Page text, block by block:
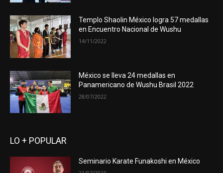
Templo Shaolin México logra 57 medallas
en Encuentro Nacional de Wushu
14/11/2022
México se lleva 24 medallas en
Panamericano de Wushu Brasil 2022
28/07/2022
LO + POPULAR
Seminario Karate Funakoshi en México